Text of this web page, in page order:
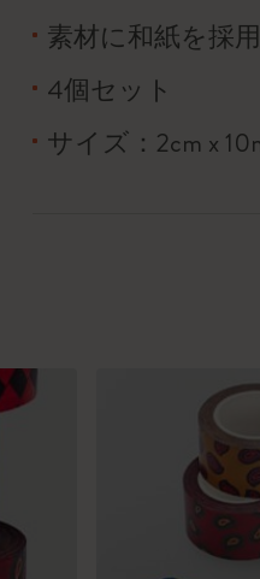
素材に和紙を採用
4個セット
サイズ：2cm x